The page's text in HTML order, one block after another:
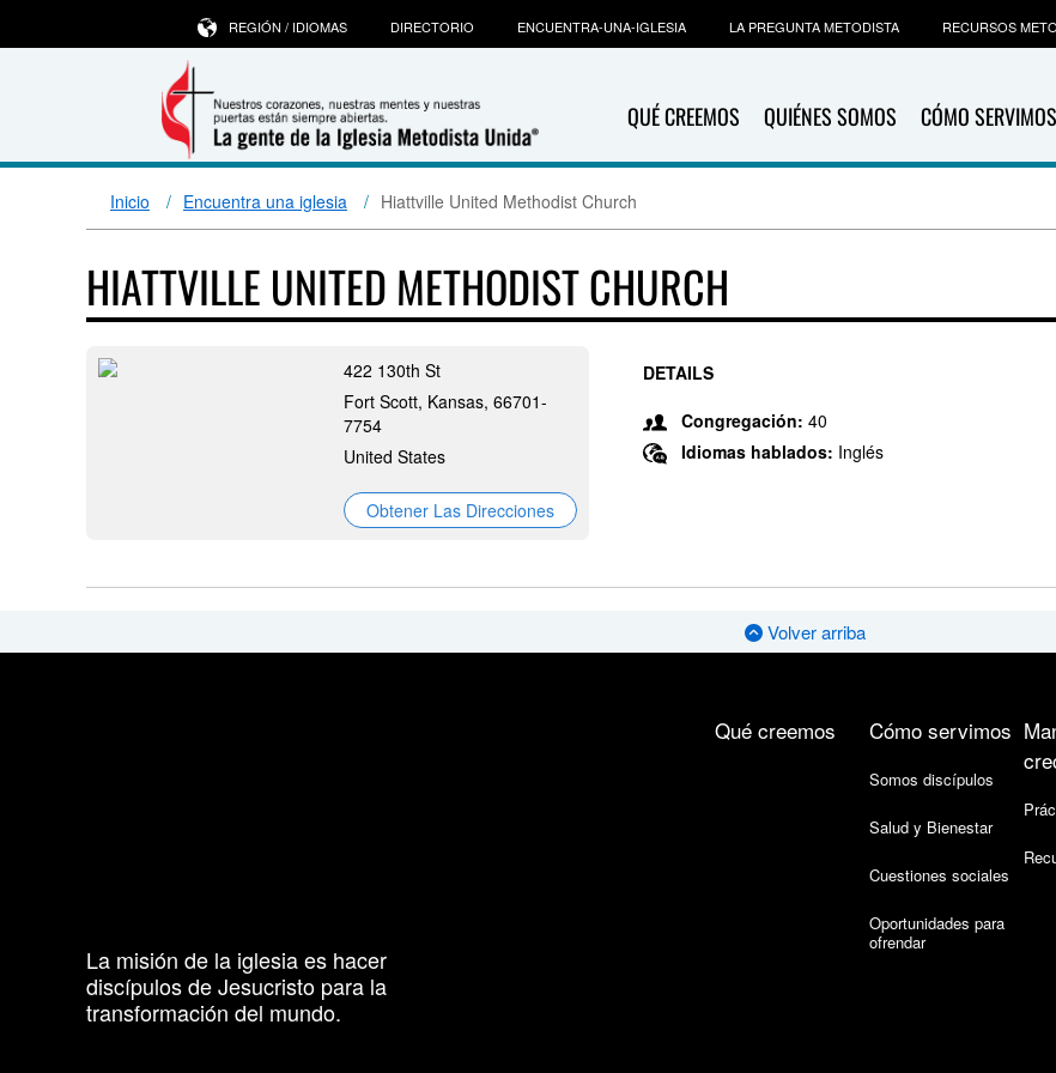
QUÉ CREEMOS QUIÉNES SOMOS CÓMO SERVIMOS
REGIÓN / IDIOMAS DIRECTORIO ENCUENTRA-UNA-IGLESIA LA PREGUNTA METODISTA RECURSOS
Inicio Encuentra una iglesia Hiattville United Methodist Church
HIATTVILLE UNITED METHODIST CHURCH
422 130th St
Fort Scott, Kansas, 66701-
7754
United States
Obtener Las Direcciones
DETAILS
Congregación: 40
Idiomas hablados: Inglés
Volver arriba
La misión de la iglesia es hacer
discípulos de Jesucristo para la
transformación del mundo.
Qué creemos Cómo servimos
Somos discípulos
Salud y Bienestar
Cuestiones sociales
Oportunidades para
ofrendar